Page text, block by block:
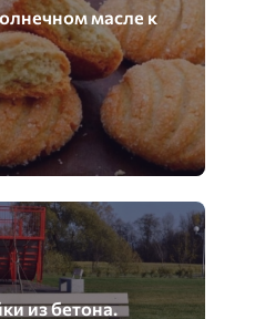
масле к
из бетона.